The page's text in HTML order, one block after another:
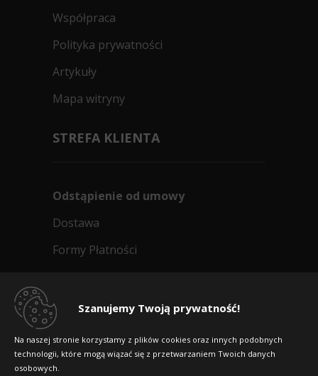
Szanujemy Twoją prywatność!
Na naszej stronie korzystamy z plików cookies oraz innych podobnych
technologii, które mogą wiązać się z przetwarzaniem Twoich danych
osobowych.
Współpraca
Polityka prywatności
Artykuły
Mapa witryny
STREFA KLIENTA
Odstąpienie od umowy
Dostawa
Formy Płatności
Dlaczego warto kupić w 24opony.pl
Raty